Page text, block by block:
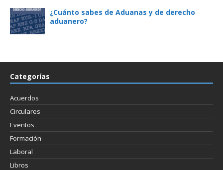
¿Cuánto sabes de Aduanas y de derecho
aduanero?
Categorías
Acuerdos
Circulares
Eventos
Formación
Laboral
Libros